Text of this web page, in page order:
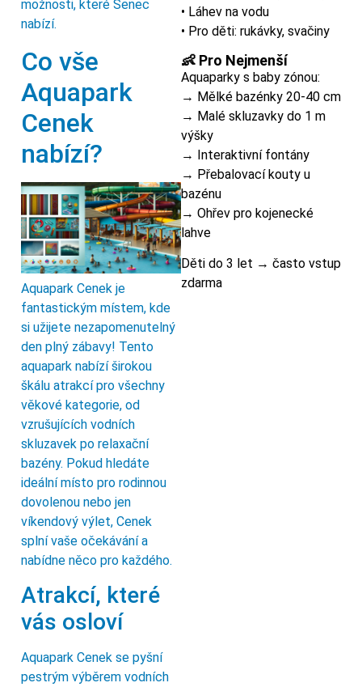
možnosti, které Senec
nabízí.
Co vše
Aquapark
Cenek
nabízí?
Aquapark Cenek je
fantastickým místem, kde
si užijete nezapomenutelný
den plný zábavy! Tento
aquapark nabízí širokou
škálu atrakcí pro všechny
věkové kategorie, od
vzrušujících vodních
skluzavek po relaxační
bazény. Pokud hledáte
ideální místo pro rodinnou
dovolenou nebo jen
víkendový výlet, Cenek
splní vaše očekávání a
nabídne něco pro každého.
Atrakcí, které
vás osloví
Aquapark Cenek se pyšní
pestrým výběrem vodních
• Láhev na vodu
• Pro děti: rukávky, svačiny
👶 Pro Nejmenší
Aquaparky s baby zónou:
→ Mělké bazénky 20-40 cm
→ Malé skluzavky do 1 m
výšky
→ Interaktivní fontány
→ Přebalovací kouty u
bazénu
→ Ohřev pro kojenecké
lahve
Děti do 3 let → často vstup
zdarma